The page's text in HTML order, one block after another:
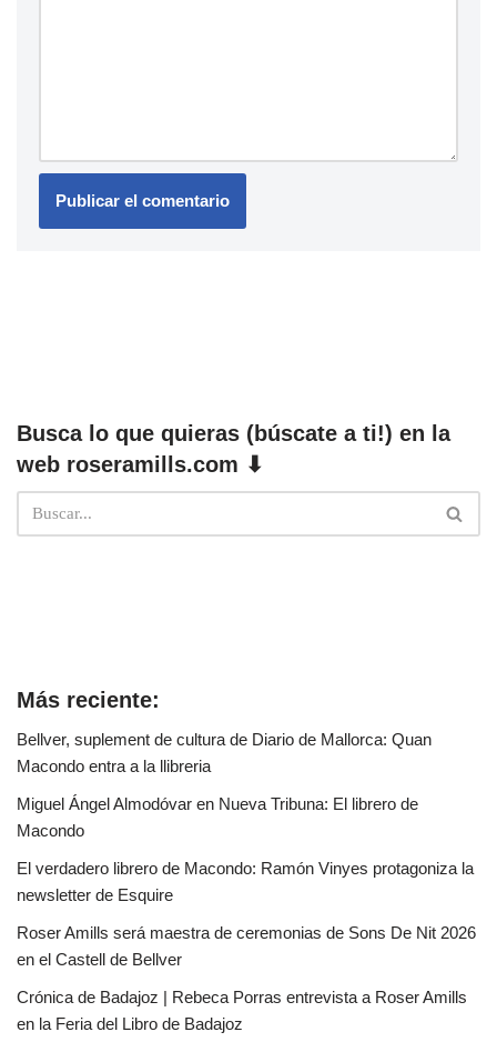
Busca lo que quieras (búscate a ti!) en la
web roseramills.com ⬇
Más reciente:
Bellver, suplement de cultura de Diario de Mallorca: Quan
Macondo entra a la llibreria
Miguel Ángel Almodóvar en Nueva Tribuna: El librero de
Macondo
El verdadero librero de Macondo: Ramón Vinyes protagoniza la
newsletter de Esquire
Roser Amills será maestra de ceremonias de Sons De Nit 2026
en el Castell de Bellver
Crónica de Badajoz | Rebeca Porras entrevista a Roser Amills
en la Feria del Libro de Badajoz